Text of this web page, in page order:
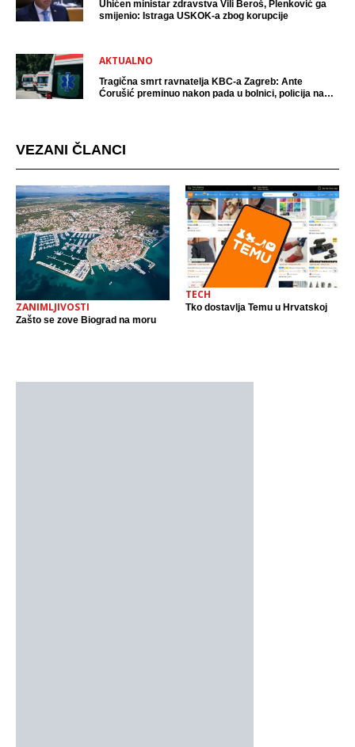
Uhićen ministar zdravstva Vili Beroš, Plenković ga
smijenio: Istraga USKOK-a zbog korupcije
AKTUALNO
Tragična smrt ravnatelja KBC-a Zagreb: Ante
Ćorušić preminuo nakon pada u bolnici, policija na
VEZANI ČLANCI
ZANIMLJIVOSTI
Zašto se zove Biograd na moru
TECH
Tko dostavlja Temu u Hrvatskoj